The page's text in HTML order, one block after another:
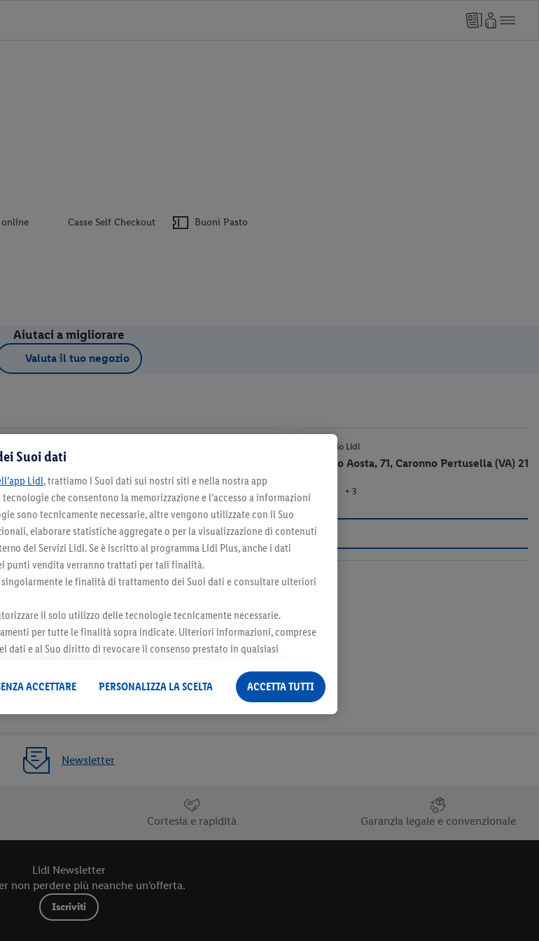
online Casse Self Checkout Buoni Pasto
Aiutaci a migliorare
Valuta il tuo negozio
Dettagli del negozio
Negozio Lidl
Vicolo Aosta, 71, Caronno Pertusella (VA)
+ 3
come negozio preferito
Newsletter
Cortesia e rapidità Garanzia legale e convenzionale
Lidl Newsletter
non perdere più neanche un'offerta.
Iscriviti
Suoi dati
Lidl, trattiamo i Suoi dati sui nostri siti e nella nostra app
che consentono la memorizzazione e l’accesso a informazioni
sono tecnicamente necessarie, altre vengono utilizzate con il Suo
elaborare statistiche aggregate o per la visualizzazione di contenuti
dei Servizi Lidl. Se è iscritto al programma Lidl Plus, anche i dati
punti vendita verranno trattati per tali finalità.
singolarmente le finalità di trattamento dei Suoi dati e consultare ulteriori
il solo utilizzo delle tecnologie tecnicamente necessarie.
per tutte le finalità sopra indicate. Ulteriori informazioni, comprese
dati e al Suo diritto di revocare il consenso prestato in qualsiasi
ACCETTARE PERSONALIZZA LA SCELTA ACCETTA TUTTI